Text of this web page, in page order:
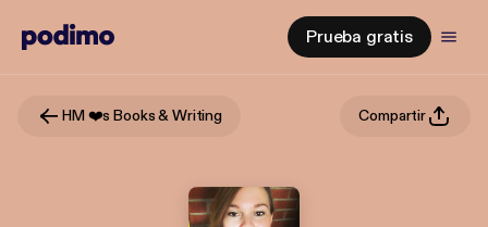
Prueba gratis
HM ❤️s Books & Writing Compartir